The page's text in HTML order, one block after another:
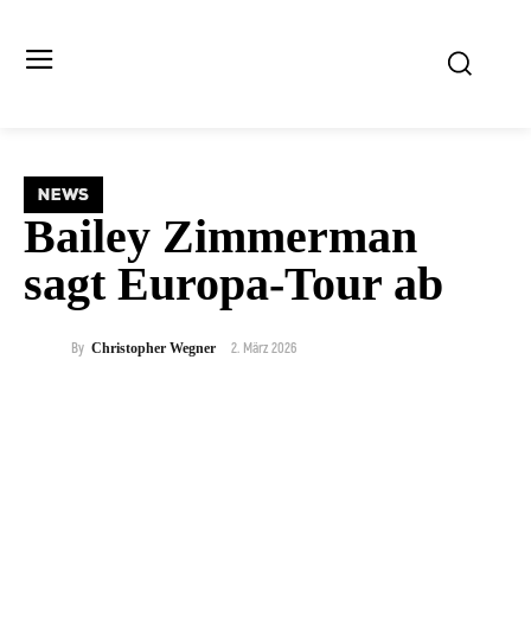
NEWS
Bailey Zimmerman
sagt Europa-Tour ab
By Christopher Wegner 2. März 2026